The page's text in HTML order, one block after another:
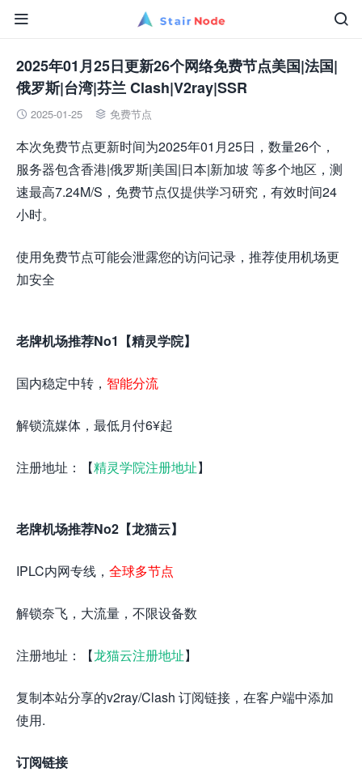


2025年01月25日更新26个网络免费节点美国|法国|
俄罗斯|台湾|芬兰 Clash|V2ray|SSR
 2025-01-25  免费节点
本次免费节点更新时间为2025年01月25日，数量26个，
服务器包含香港|俄罗斯|美国|日本|新加坡 等多个地区，测
速最高7.24M/S，免费节点仅提供学习研究，有效时间24
小时。
使用免费节点可能会泄露您的访问记录，推荐使用机场更
加安全
老牌机场推荐No1【精灵学院】
国内稳定中转， 智能分流
解锁流媒体，最低月付6¥起
注册地址：【精灵学院注册地址】
老牌机场推荐No2【龙猫云】
IPLC内网专线， 全球多节点
解锁奈飞，大流量，不限设备数
注册地址：【龙猫云注册地址】
复制本站分享的v2ray/Clash 订阅链接，在客户端中添加
使用.
订阅链接